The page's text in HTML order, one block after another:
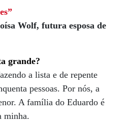
Wolf, futura esposa de
grande?
a lista e de repente
pessoas. Por nós, a
A família do Eduardo é
minha.